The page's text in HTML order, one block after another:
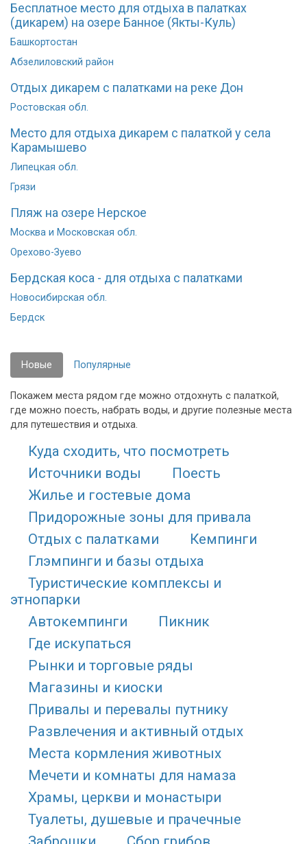
Бесплатное место для отдыха в палатках
(дикарем) на озере Банное (Якты-Куль)
Башкортостан
Абзелиловский район
Отдых дикарем с палатками на реке Дон
Ростовская обл.
Место для отдыха дикарем с палаткой у села
Карамышево
Липецкая обл.
Грязи
Пляж на озере Нерское
Москва и Московская обл.
Орехово-Зуево
Бердская коса - для отдыха с палатками
Новосибирская обл.
Бердск
Новые Популярные
Покажем места рядом где можно отдохнуть с палаткой,
где можно поесть, набрать воды, и другие полезные места
для путешествия и отдыха.
Куда сходить, что посмотреть
Источники воды
Поесть
Жилье и гостевые дома
Придорожные зоны для привала
Отдых с палатками
Кемпинги
Глэмпинги и базы отдыха
Туристические комплексы и
этнопарки
Автокемпинги
Пикник
Где искупаться
Рынки и торговые ряды
Магазины и киоски
Привалы и перевалы путнику
Развлечения и активный отдых
Места кормления животных
Мечети и комнаты для намаза
Храмы, церкви и монастыри
Туалеты, душевые и прачечные